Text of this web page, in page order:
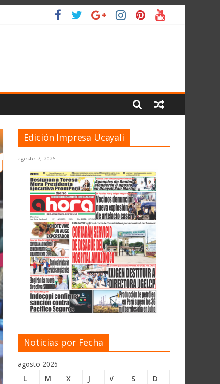
Edición Impresa Ucayali
agosto 7, 2026
Noticias por Fecha
agosto 2026
L
M X J V S
D